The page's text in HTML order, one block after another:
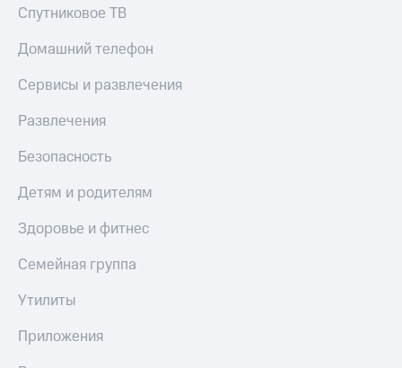
Спутниковое ТВ
Домашний телефон
Сервисы и развлечения
Развлечения
Безопасность
Детям и родителям
Здоровье и фитнес
Семейная группа
Утилиты
Приложения